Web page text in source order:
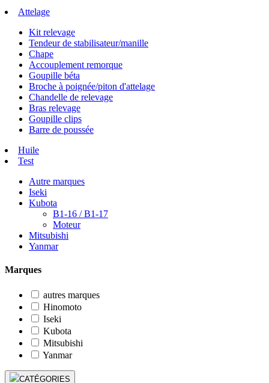
Attelage
Kit relevage
Tendeur de stabilisateur/manille
Chape
Accouplement remorque
Goupille béta
Broche à poignée/piton d'attelage
Chandelle de relevage
Bras relevage
Goupille clips
Barre de poussée
Huile
Test
Autre marques
Iseki
Kubota
B1-16 / B1-17
Moteur
Mitsubishi
Yanmar
Marques
autres marques
Hinomoto
Iseki
Kubota
Mitsubishi
Yanmar
CATÉGORIES